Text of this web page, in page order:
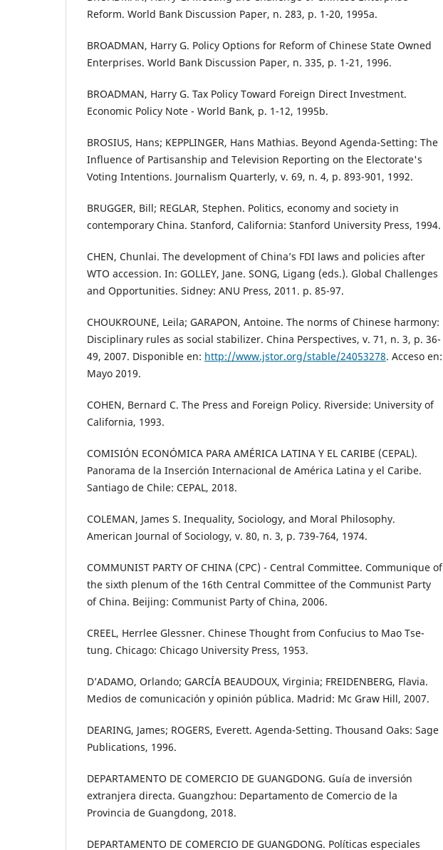
Reform. World Bank Discussion Paper, n. 283, p. 1-20, 1995a.
BROADMAN, Harry G. Policy Options for Reform of Chinese State Owned
Enterprises. World Bank Discussion Paper, n. 335, p. 1-21, 1996.
BROADMAN, Harry G. Tax Policy Toward Foreign Direct Investment.
Economic Policy Note - World Bank, p. 1-12, 1995b.
BROSIUS, Hans; KEPPLINGER, Hans Mathias. Beyond Agenda-Setting: The
Influence of Partisanship and Television Reporting on the Electorate's
Voting Intentions. Journalism Quarterly, v. 69, n. 4, p. 893-901, 1992.
BRUGGER, Bill; REGLAR, Stephen. Politics, economy and society in
contemporary China. Stanford, California: Stanford University Press, 1994.
CHEN, Chunlai. The development of China’s FDI laws and policies after
WTO accession. In: GOLLEY, Jane. SONG, Ligang (eds.). Global Challenges
and Opportunities. Sidney: ANU Press, 2011. p. 85-97.
CHOUKROUNE, Leila; GARAPON, Antoine. The norms of Chinese harmony:
Disciplinary rules as social stabilizer. China Perspectives, v. 71, n. 3, p. 36-
49, 2007. Disponible en: http://www.jstor.org/stable/24053278. Acceso en:
Mayo 2019.
COHEN, Bernard C. The Press and Foreign Policy. Riverside: University of
California, 1993.
COMISIÓN ECONÓMICA PARA AMÉRICA LATINA Y EL CARIBE (CEPAL).
Panorama de la Inserción Internacional de América Latina y el Caribe.
Santiago de Chile: CEPAL, 2018.
COLEMAN, James S. Inequality, Sociology, and Moral Philosophy.
American Journal of Sociology, v. 80, n. 3, p. 739-764, 1974.
COMMUNIST PARTY OF CHINA (CPC) - Central Committee. Communique of
the sixth plenum of the 16th Central Committee of the Communist Party
of China. Beijing: Communist Party of China, 2006.
CREEL, Herrlee Glessner. Chinese Thought from Confucius to Mao Tse-
tung. Chicago: Chicago University Press, 1953.
D’ADAMO, Orlando; GARCÍA BEAUDOUX, Virginia; FREIDENBERG, Flavia.
Medios de comunicación y opinión pública. Madrid: Mc Graw Hill, 2007.
DEARING, James; ROGERS, Everett. Agenda-Setting. Thousand Oaks: Sage
Publications, 1996.
DEPARTAMENTO DE COMERCIO DE GUANGDONG. Guía de inversión
extranjera directa. Guangzhou: Departamento de Comercio de la
Provincia de Guangdong, 2018.
DEPARTAMENTO DE COMERCIO DE GUANGDONG. Políticas especiales